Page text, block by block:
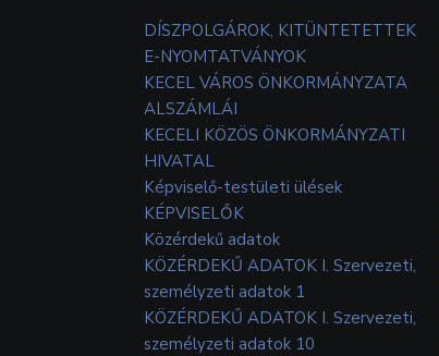
DÍSZPOLGÁROK, KITÜNTETETTEK
E-NYOMTATVÁNYOK
KECEL VÁROS ÖNKORMÁNYZATA
ALSZÁMLÁI
KECELI KÖZÖS ÖNKORMÁNYZATI
HIVATAL
Képviselő-testületi ülések
KÉPVISELŐK
Közérdekű adatok
KÖZÉRDEKŰ ADATOK I. Szervezeti,
személyzeti adatok 1
KÖZÉRDEKŰ ADATOK I. Szervezeti,
személyzeti adatok 10